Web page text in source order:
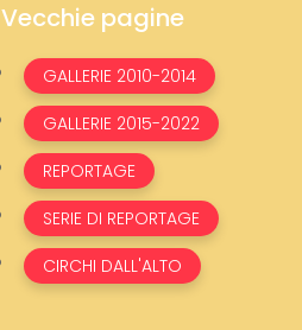
Vecchie pagine
GALLERIE 2010-2014
GALLERIE 2015-2022
REPORTAGE
SERIE DI REPORTAGE
CIRCHI DALL'ALTO